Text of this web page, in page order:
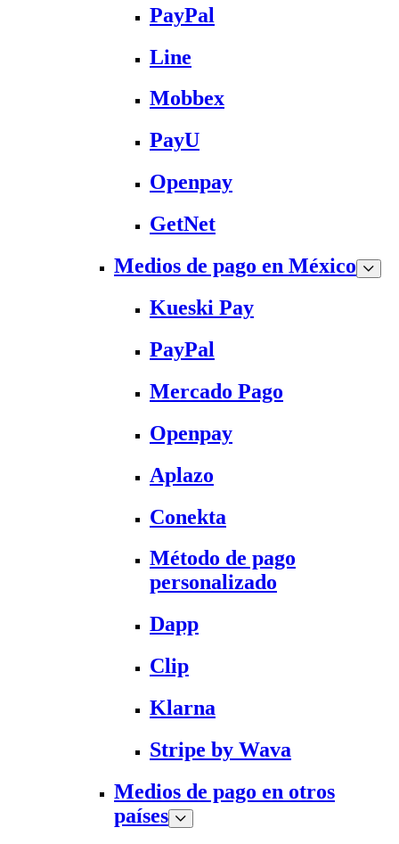
PayPal
Line
Mobbex
PayU
Openpay
GetNet
Medios de pago en México
Kueski Pay
PayPal
Mercado Pago
Openpay
Aplazo
Conekta
Método de pago
personalizado
Dapp
Clip
Klarna
Stripe by Wava
Medios de pago en otros
países